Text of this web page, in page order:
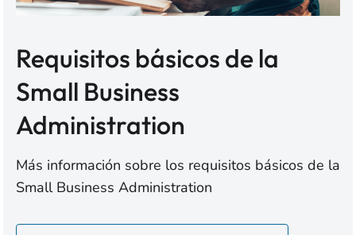
Requisitos básicos de la
Small Business
Administration
Más información sobre los requisitos básicos de la
Small Business Administration